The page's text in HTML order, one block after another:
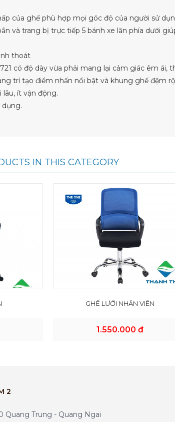
của ghế phù hợp mọi góc độ của người sử
và trang bị trực tiếp 5 bánh xe lăn phía dưới
thoát
có độ dày vừa phải mang lại cảm giác êm ái,
trí tạo điểm nhấn nổi bật và khung ghế đệm
ít vận động.
dụng.
IN THIS CATEGORY
GHẾ LƯỚI NHÂN VIÊN
1.550.000 đ
2
Quang Trung - Quang Ngai